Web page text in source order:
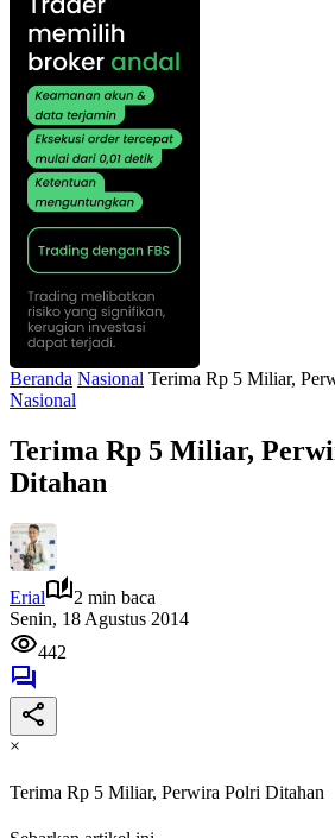
Beranda Nasional Terima Rp 5 Miliar,
Nasional
Terima Rp 5 Miliar,
Ditahan
Erial
2 min baca
Senin, 18 Agustus 2014
442
×
Terima Rp 5 Miliar, Perwira Polri Ditahan